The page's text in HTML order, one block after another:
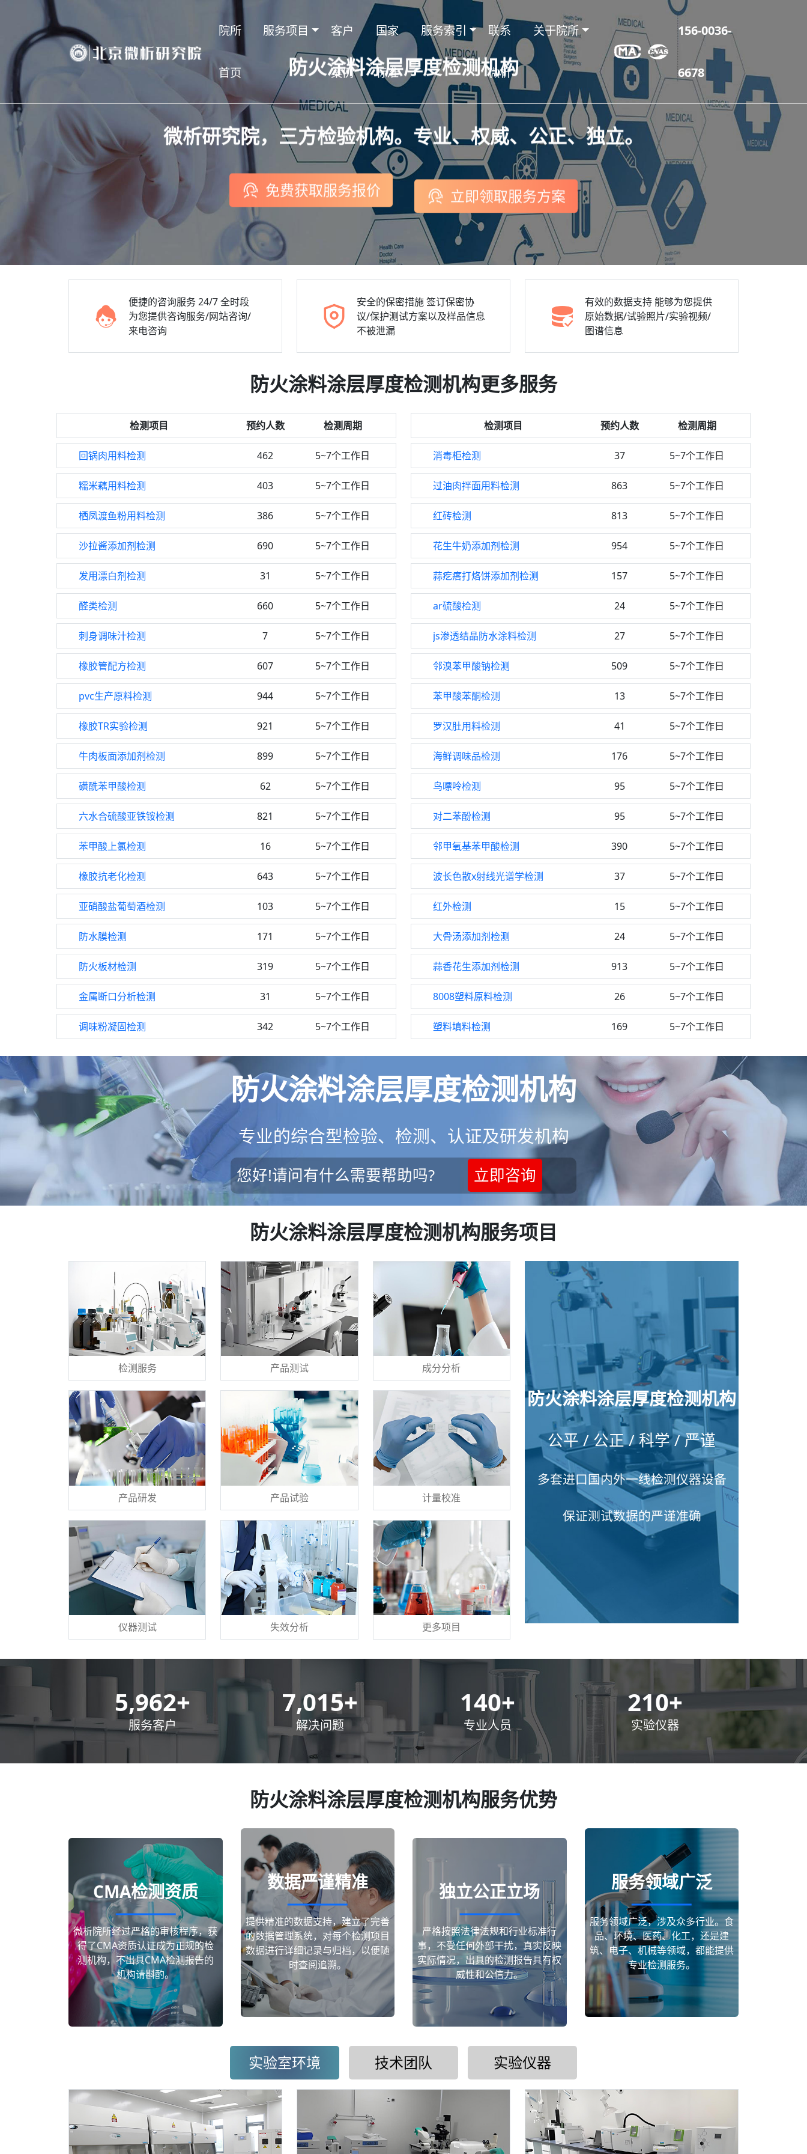
院所
首页
服务项目 客户
案例
国家
标准
服务索引 联系
微析
关于院所 156-0036-
6678
防火涂料涂层厚度检测机构
微析研究院，三方检验机构。专业、权威、公正、独立。
免费获取服务报价 立即领取服务方案
便捷的咨询服务24/7 全时段
为您提供咨询服务/网站咨询/
来电咨询
安全的保密措施签订保密协
议/保护测试方案以及样品信息
不被泄漏
有效的数据支持 能够为您提供
原始数据/试验照片/实验视频/
图谱信息
防火涂料涂层厚度检测机构更多服务
检测项目 预约人数 检测周期 检测项目 预约人数 检测周期
回锅肉用料检测 462 5~7个工作日 消毒柜检测 37 5~7个工作日
糯米藕用料检测 403 5~7个工作日 过油肉拌面用料检测 863 5~7个工作日
栖凤渡鱼粉用料检测 386 5~7个工作日 红砖检测 813 5~7个工作日
沙拉酱添加剂检测 690 5~7个工作日 花生牛奶添加剂检测 954 5~7个工作日
发用漂白剂检测 31 5~7个工作日 蒜疙瘩打烙饼添加剂检测 157 5~7个工作日
醛类检测 660 5~7个工作日 ar硫酸检测 24 5~7个工作日
刺身调味汁检测 7 5~7个工作日 js渗透结晶防水涂料检测 27 5~7个工作日
橡胶管配方检测 607 5~7个工作日 邻溴苯甲酸钠检测 509 5~7个工作日
pvc生产原料检测 944 5~7个工作日 苯甲酸苯酮检测 13 5~7个工作日
橡胶TR实验检测 921 5~7个工作日 罗汉肚用料检测 41 5~7个工作日
牛肉板面添加剂检测 899 5~7个工作日 海鲜调味品检测 176 5~7个工作日
磺酰苯甲酸检测 62 5~7个工作日 鸟嘌呤检测 95 5~7个工作日
六水合硫酸亚铁铵检测 821 5~7个工作日 对二苯酚检测 95 5~7个工作日
苯甲酸上氯检测 16 5~7个工作日 邻甲氧基苯甲酸检测 390 5~7个工作日
橡胶抗老化检测 643 5~7个工作日 波长色散x射线光谱学检测 37 5~7个工作日
亚硝酸盐葡萄酒检测 103 5~7个工作日 红外检测 15 5~7个工作日
防水膜检测 171 5~7个工作日 大骨汤添加剂检测 24 5~7个工作日
防火板材检测 319 5~7个工作日 蒜香花生添加剂检测 913 5~7个工作日
金属断口分析检测 31 5~7个工作日 8008塑料原料检测 26 5~7个工作日
调味粉凝固检测 342 5~7个工作日 塑料填料检测 169 5~7个工作日
防火涂料涂层厚度检测机构
专业的综合型检验、检测、认证及研发机构
您好!请问有什么需要帮助吗? 立即咨询
防火涂料涂层厚度检测机构服务项目
检测服务 产品测试 成分分析
产品研发 产品试验 计量校准
仪器测试 失效分析 更多项目
防火涂料涂层厚度检测机构
公平 / 公正 / 科学 / 严谨
多套进口国内外一线检测仪器设备
保证测试数据的严谨准确
8,500+
服务客户
10,000+
解决问题
200+
专业人员
300+
实验仪器
防火涂料涂层厚度检测机构服务优势
CMA检测资质
微析院所经过严格的审核程序，获
得了CMA资质认证成为正规的检
测机构，不出具CMA检测报告的
机构请斟酌。
数据严谨精准
提供精准的数据支持，建立了完善
的数据管理系统，对每个检测项目
数据进行详细记录与归档，以便随
时查阅追溯。
独立公正立场
严格按照法律法规和行业标准行
事，不受任何外部干扰，真实反映
实际情况，出具的检测报告具有权
威性和公信力。
服务领域广泛
服务领域广泛，涉及众多行业。食
品、环境、医药、化工，还是建
筑、电子、机械等领域，都能提供
专业检测服务。
实验室环境 技术团队 实验仪器